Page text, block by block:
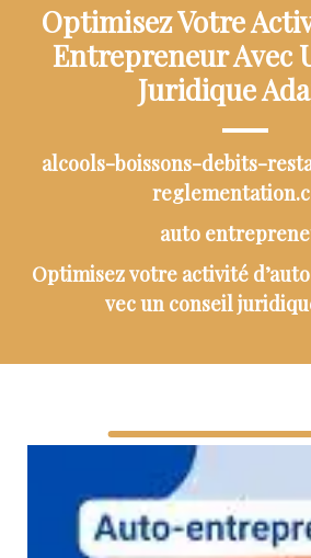
Optimisez Votre
Entrepreneur Avec
Juridique
alcools-boissons-debits-
auto
Optimisez votre activité
vec un conseil